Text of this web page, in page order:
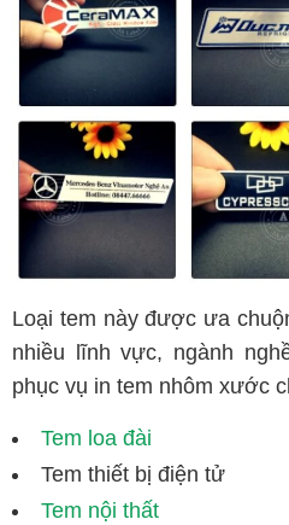
Loại tem này được ưa
nhiều lĩnh vực, ngành
phục vụ in tem nhôm xước
Tem loa đài
Tem thiết bị điện tử
Tem nội thất